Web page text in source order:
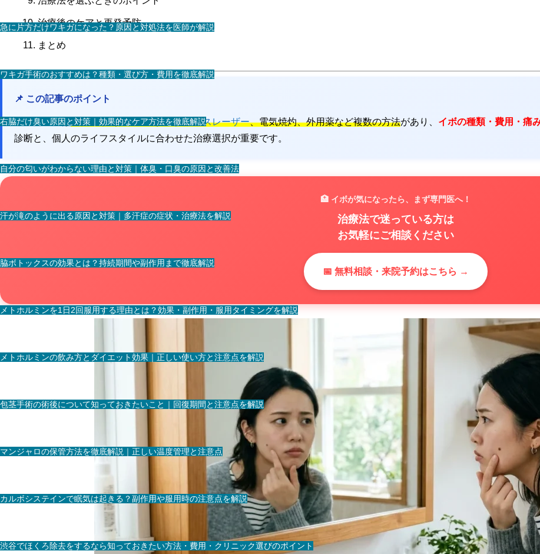
急に片方だけワキガになった？原因と対処法を医師が解説
ワキガ手術のおすすめは？種類・選び方・費用を徹底解説
右脇だけ臭い原因と対策｜効果的なケア方法を徹底解説
自分の匂いがわからない理由と対策｜体臭・口臭の原因と改善法
汗が滝のように出る原因と対策｜多汗症の症状・治療法を解説
脇ボトックスの効果とは？持続期間や副作用まで徹底解説
メトホルミンを1日2回服用する理由とは？効果・副作用・服用タイミングを解説
メトホルミンの飲み方とダイエット効果｜正しい使い方と注意点を解説
包茎手術の術後について知っておきたいこと｜回復期間と注意点を解説
マンジャロの保管方法を徹底解説｜正しい温度管理と注意点
カルボシステインで眠気は起きる？副作用や服用時の注意点を解説
渋谷でほくろ除去をするなら知っておきたい方法・費用・クリニック選びのポイント
治療後のケアと再発予防
まとめ
📌 この記事のポイント
イボ治療には液体窒素（保険適用）、炭酸ガスレーザー、電気焼灼、外用薬など複数の方法があり、 イボの種類・費用・痛
診断と、個人のライフスタイルに合わせた治療選択が重要です。
🏥 イボが気になったら、まず専門医へ！
治療法で迷っている方は
お気軽にご相談ください
📅 無料相談・来院予約はこちら →